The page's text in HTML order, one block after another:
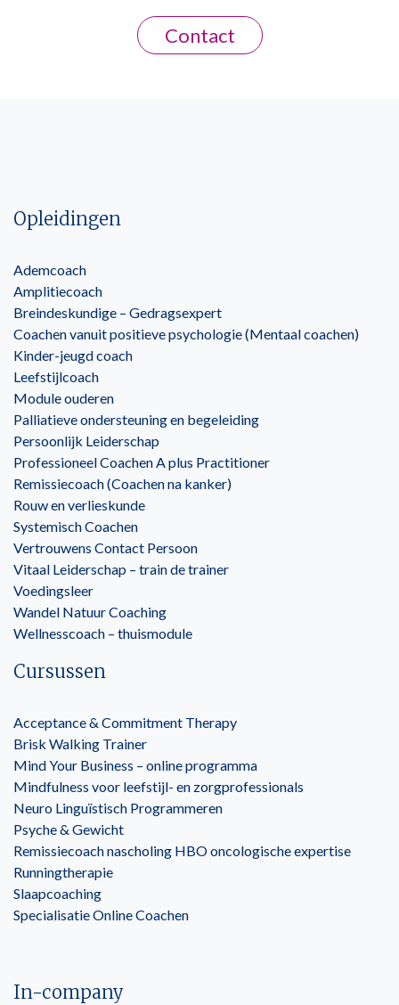
Contact
Opleidingen
Ademcoach
Amplitiecoach
Breindeskundige – Gedragsexpert
Coachen vanuit positieve psychologie (Mentaal coachen)
Kinder-jeugd coach
Leefstijlcoach
Module ouderen
Palliatieve ondersteuning en begeleiding
Persoonlijk Leiderschap
Professioneel Coachen A plus Practitioner
Remissiecoach (Coachen na kanker)
Rouw en verlieskunde
Systemisch Coachen
Vertrouwens Contact Persoon
Vitaal Leiderschap – train de trainer
Voedingsleer
Wandel Natuur Coaching
Wellnesscoach – thuismodule
Cursussen
Acceptance & Commitment Therapy
Brisk Walking Trainer
Mind Your Business – online programma
Mindfulness voor leefstijl- en zorgprofessionals
Neuro Linguïstisch Programmeren
Psyche & Gewicht
Remissiecoach nascholing HBO oncologische expertise
Runningtherapie
Slaapcoaching
Specialisatie Online Coachen
In-company